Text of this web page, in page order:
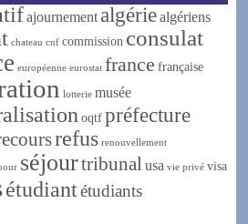
ajournement algériealgériens
chateau cnf commission consulat
européenne eurostat france française
lotterie musée
oqtf préfecture
refus renouvellement
séjourtribunal usa vie privé visa
étudiantétudiants